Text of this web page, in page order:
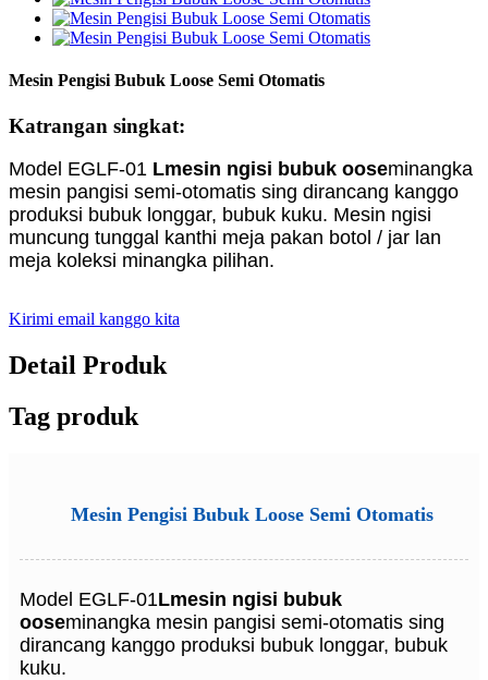
Mesin Pengisi Bubuk Loose Semi Otomatis
Katrangan singkat:
Model EGLF-01 Lmesin ngisi bubuk ooseminangka
mesin pangisi semi-otomatis sing dirancang kanggo
produksi bubuk longgar, bubuk kuku. Mesin ngisi
muncung tunggal kanthi meja pakan botol / jar lan
meja koleksi minangka pilihan.
Kirimi email kanggo kita
Detail Produk
Tag produk
Mesin Pengisi Bubuk Loose Semi Otomatis
Model EGLF-01Lmesin ngisi bubuk
ooseminangka mesin pangisi semi-otomatis sing
dirancang kanggo produksi bubuk longgar, bubuk
kuku.